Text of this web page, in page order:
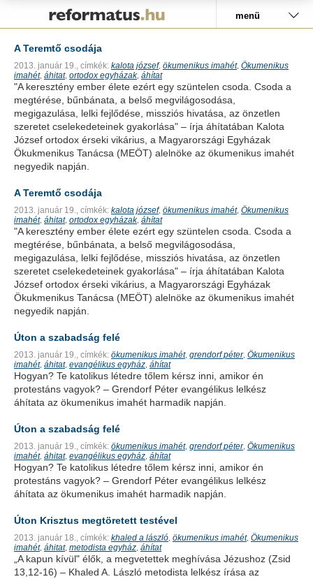
menü
A Teremtő csodája
2013. január 19., címkék: kalota józsef, ökumenikus imahét, Ökumenikus
imahét, áhitat, ortodox egyházak, áhítat
"A keresztény ember élete ezért egy szüntelen csoda. Csoda a
megtérése, bűnbánata, a belső megvilágosodása,
megigazulása, lelki fejlődése, missziós hivatása, az önzetlen
szeretet cselekedeteinek gyakorlása" – írja áhítatában Kalota
József ortodox érseki vikárius, a Magyarországi Egyházak
Ökukmenikus Tanácsa (MEÖT) alelnöke az ökumenikus imahét
negyedik napján.
A Teremtő csodája
2013. január 19., címkék: kalota józsef, ökumenikus imahét, Ökumenikus
imahét, áhitat, ortodox egyházak, áhítat
"A keresztény ember élete ezért egy szüntelen csoda. Csoda a
megtérése, bűnbánata, a belső megvilágosodása,
megigazulása, lelki fejlődése, missziós hivatása, az önzetlen
szeretet cselekedeteinek gyakorlása" – írja áhítatában Kalota
József ortodox érseki vikárius, a Magyarországi Egyházak
Ökukmenikus Tanácsa (MEÖT) alelnöke az ökumenikus imahét
negyedik napján.
Úton a szabadság felé
2013. január 19., címkék: ökumenikus imahét, grendorf péter, Ökumenikus
imahét, áhitat, evangélikus egyház áhítat
Hogyan? Te katolikus létedre tőlem kérsz inni, amikor én
protestáns vagyok? – Grendorf Péter evangélikus lelkész
áhítata az ökumenikus imahét harmadik napján.
Úton a szabadság felé
2013. január 19., címkék: ökumenikus imahét, grendorf péter, Ökumenikus
imahét, áhitat, evangélikus egyház áhítat
Hogyan? Te katolikus létedre tőlem kérsz inni, amikor én
protestáns vagyok? – Grendorf Péter evangélikus lelkész
áhítata az ökumenikus imahét harmadik napján.
Úton Krisztus megtöretett testével
2013. január 18., címkék: khaled a lászló ökumenikus imahét, Ökumenikus
imahét, áhitat, metodista egyház áhítat
„A kapun kívül" élők, a megvetettek meghívása Jézushoz (Zsid
13,12-16) – Khaled A. László metodista lelkész írása az